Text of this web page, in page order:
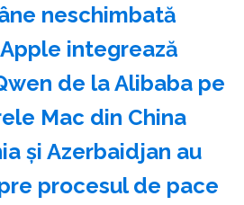
neschimbată
integrează
de la Alibaba pe
Mac din China
şi Azerbaidjan au
procesul de pace